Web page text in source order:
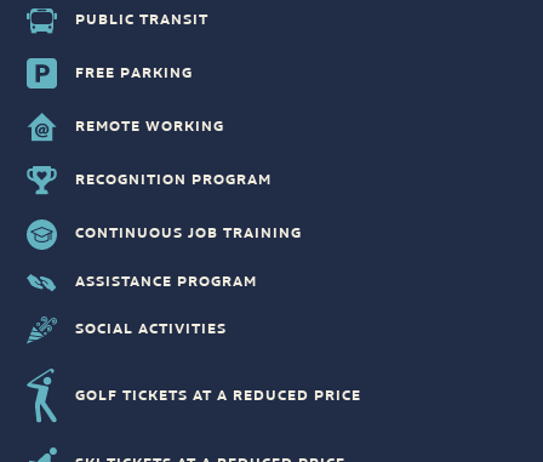
PUBLIC TRANSIT
FREE PARKING
REMOTE WORKING
RECOGNITION PROGRAM
CONTINUOUS JOB TRAINING
ASSISTANCE PROGRAM
SOCIAL ACTIVITIES
GOLF TICKETS AT A REDUCED PRICE